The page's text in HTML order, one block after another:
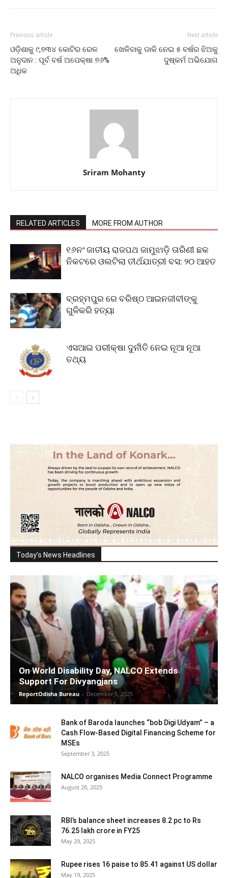
Previous article
ଓଡ଼ିଶାକୁ ୯,୭୩୪ କୋଟିର ରେଳ
ଅନୁଦାନ : ପୂର୍ବ ବର୍ଷ ଅପେକ୍ଷା ୭୬%
ଅଧିକ
Next article
ଖେଳିବାକୁ ଡାକି ନେଇ ୫ ବର୍ଷର ଝିଅକୁ
ଦୁଷ୍କର୍ମ ଅଭିଯୋଗ
Sriram Mohanty
RELATED ARTICLES MORE FROM AUTHOR
୧୬ନଂ ଜାତୀୟ ରାଜପଥ ଜାମୁଝାଡ଼ି ତାରିଣୀ ଛକ
ନିକଟରେ ଓଲଟିଲା ତୀର୍ଥଯାତ୍ରୀ ବସ: ୨୦ ଆହତ
ବ୍ରହ୍ମପୁର ରେ ବରିଷ୍ଠ ଆଇନଜୀବୀଙ୍କୁ
ଗୁଳିକରି ହତ୍ୟା
ଏସଆଇ ପରୀକ୍ଷା ଦୁର୍ନୀତି ନେଇ ନୂଆ ନୂଆ
ତଥ୍ୟ
Today's News Headlines
On World Disability Day, NALCO Extends
Support For Divyangjans
ReportOdisha Bureau - December 5, 2025
Bank of Baroda launches “bob Digi Udyam” – a
Cash Flow-Based Digital Financing Scheme for
MSEs
September 3, 2025
NALCO organises Media Connect Programme
August 20, 2025
RBI’s balance sheet increases 8.2 pc to Rs
76.25 lakh crore in FY25
May 29, 2025
Rupee rises 16 paise to 85.41 against US dollar
May 19, 2025